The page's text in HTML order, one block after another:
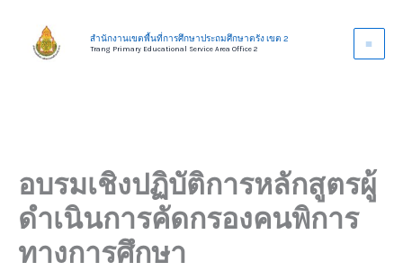
content
สำนักงานเขตพื้นที่การศึกษาประถมศึกษาตรัง เขต 2
Trang Primary Educational Service Area Office 2
อบรมเชิงปฏิบัติการหลักสูตรผู้
ดำเนินการคัดกรองคนพิการ
ทางการศึกษา